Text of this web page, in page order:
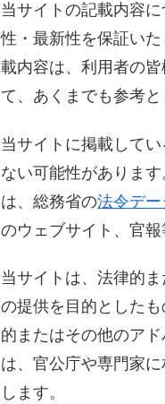
当サイトの記載内容
性・最新性を保証い
載内容は、利用者の
て、あくまでも参考と
当サイトに掲載して
ない可能性がありま
は、総務省の法令デ
のウェブサイト、官報
当サイトは、法律的
の提供を目的とした
的またはその他のア
は、官公庁や専門家
します。